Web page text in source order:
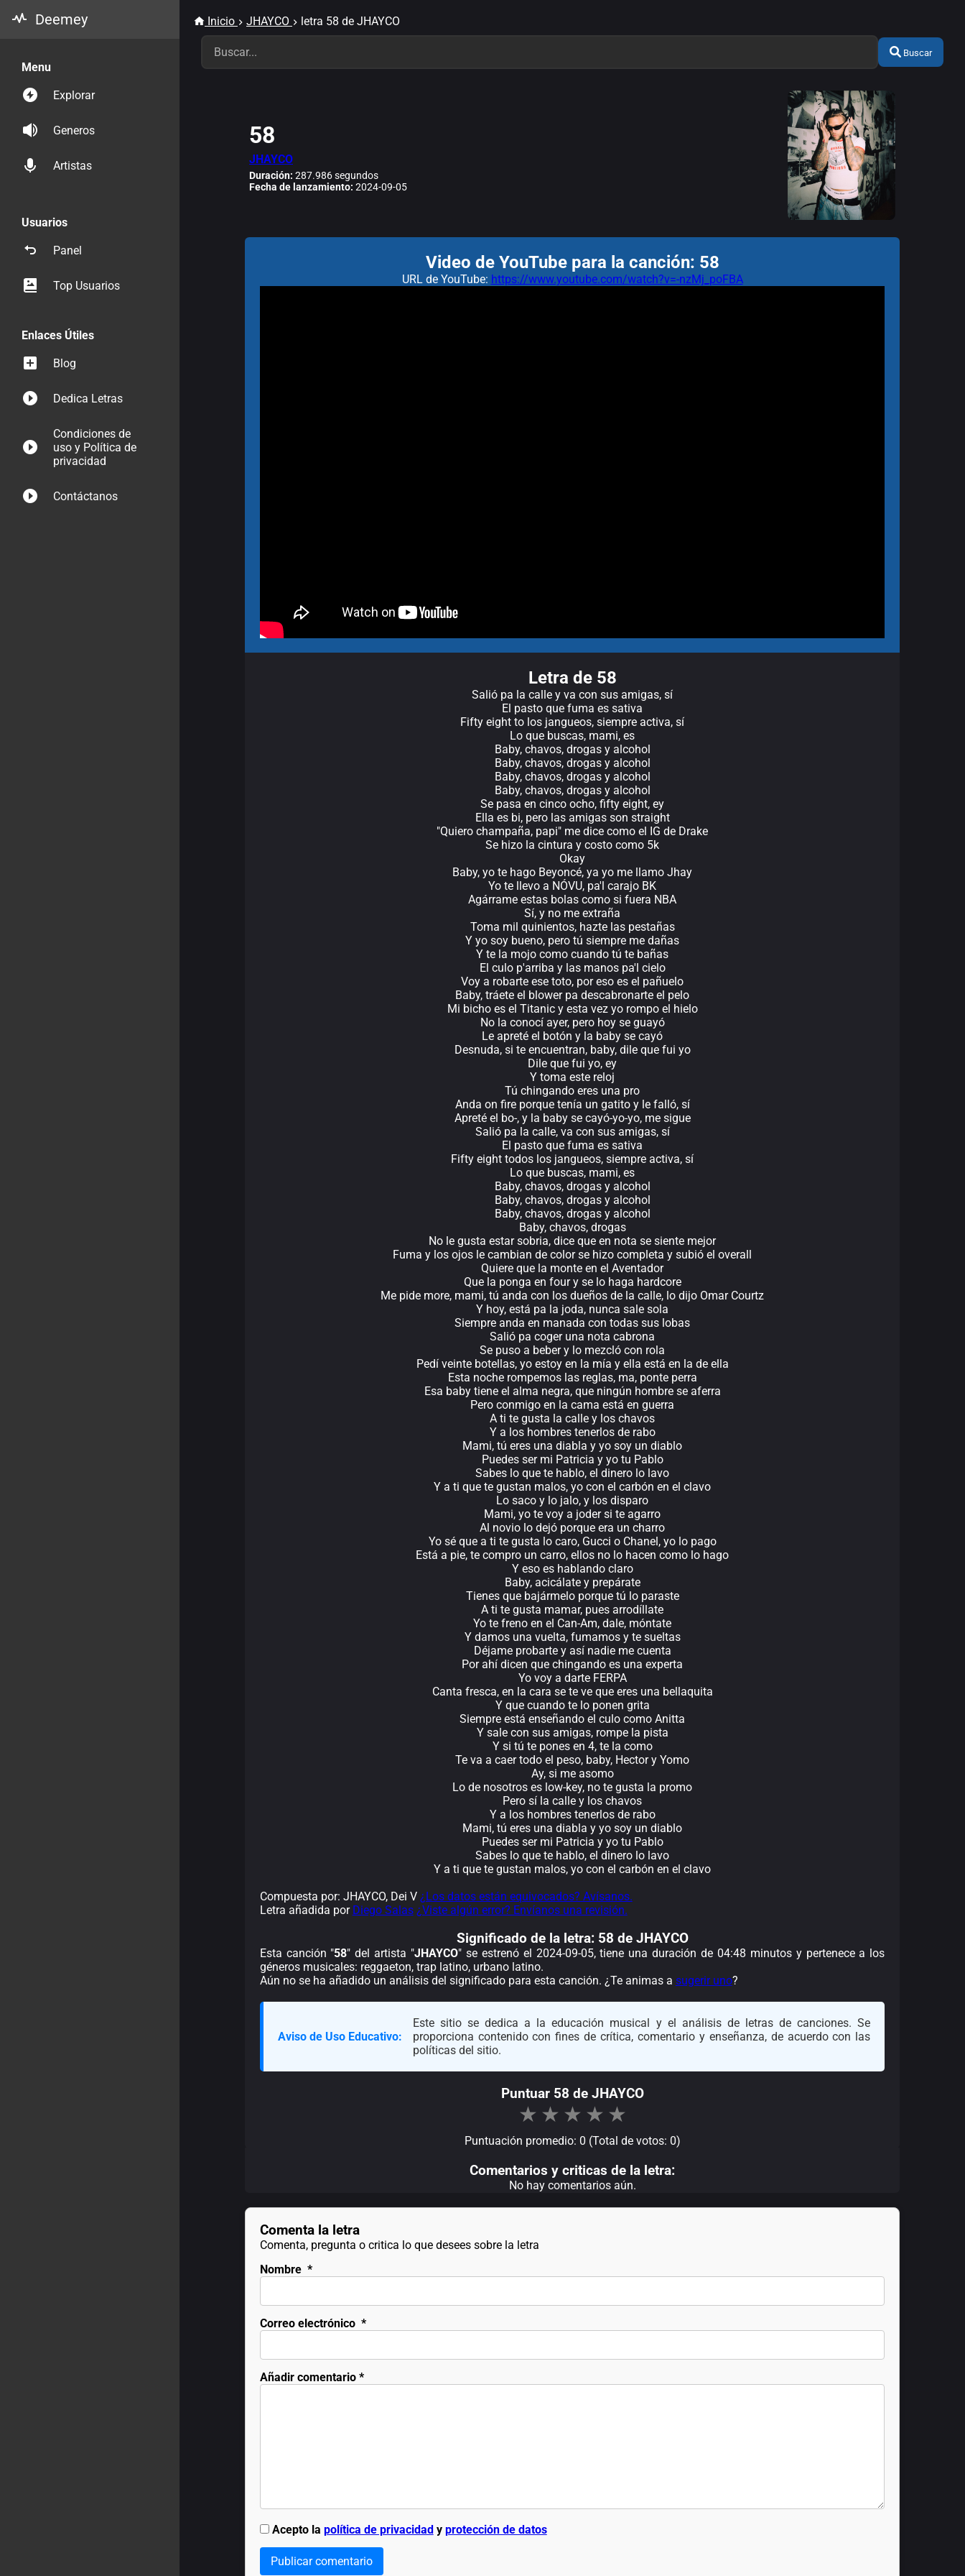
Deemey
Menu
Explorar
Generos
Artistas
Usuarios
Panel
Top Usuarios
Enlaces Útiles
Blog
Dedica Letras
Condiciones de
uso y Política de
privacidad
Contáctanos
Inicio JHAYCO letra 58 de JHAYCO
Buscar
58
JHAYCO
Duración: 287.986 segundos
Fecha de lanzamiento: 2024-09-05
Video de YouTube para la canción: 58
URL de YouTube: https://www.youtube.com/watch?v=-nzMj_poFBA
Letra de 58
Salió pa la calle y va con sus amigas, sí
El pasto que fuma es sativa
Fifty eight to los jangueos, siempre activa, sí
Lo que buscas, mami, es
Baby, chavos, drogas y alcohol
Baby, chavos, drogas y alcohol
Baby, chavos, drogas y alcohol
Baby, chavos, drogas y alcohol
Se pasa en cinco ocho, fifty eight, ey
Ella es bi, pero las amigas son straight
"Quiero champaña, papi" me dice como el IG de Drake
Se hizo la cintura y costo como 5k
Okay
Baby, yo te hago Beyoncé, ya yo me llamo Jhay
Yo te llevo a NÓVU, pa'l carajo BK
Agárrame estas bolas como si fuera NBA
Sí, y no me extraña
Toma mil quinientos, hazte las pestañas
Y yo soy bueno, pero tú siempre me dañas
Y te la mojo como cuando tú te bañas
El culo p'arriba y las manos pa'l cielo
Voy a robarte ese toto, por eso es el pañuelo
Baby, tráete el blower pa descabronarte el pelo
Mi bicho es el Titanic y esta vez yo rompo el hielo
No la conocí ayer, pero hoy se guayó
Le apreté el botón y la baby se cayó
Desnuda, si te encuentran, baby, dile que fui yo
Dile que fui yo, ey
Y toma este reloj
Tú chingando eres una pro
Anda on fire porque tenía un gatito y le falló, sí
Apreté el bo-, y la baby se cayó-yo-yo, me sigue
Salió pa la calle, va con sus amigas, sí
El pasto que fuma es sativa
Fifty eight todos los jangueos, siempre activa, sí
Lo que buscas, mami, es
Baby, chavos, drogas y alcohol
Baby, chavos, drogas y alcohol
Baby, chavos, drogas y alcohol
Baby, chavos, drogas
No le gusta estar sobria, dice que en nota se siente mejor
Fuma y los ojos le cambian de color se hizo completa y subió el overall
Quiere que la monte en el Aventador
Que la ponga en four y se lo haga hardcore
Me pide more, mami, tú anda con los dueños de la calle, lo dijo Omar Courtz
Y hoy, está pa la joda, nunca sale sola
Siempre anda en manada con todas sus lobas
Salió pa coger una nota cabrona
Se puso a beber y lo mezcló con rola
Pedí veinte botellas, yo estoy en la mía y ella está en la de ella
Esta noche rompemos las reglas, ma, ponte perra
Esa baby tiene el alma negra, que ningún hombre se aferra
Pero conmigo en la cama está en guerra
A ti te gusta la calle y los chavos
Y a los hombres tenerlos de rabo
Mami, tú eres una diabla y yo soy un diablo
Puedes ser mi Patricia y yo tu Pablo
Sabes lo que te hablo, el dinero lo lavo
Y a ti que te gustan malos, yo con el carbón en el clavo
Lo saco y lo jalo, y los disparo
Mami, yo te voy a joder si te agarro
Al novio lo dejó porque era un charro
Yo sé que a ti te gusta lo caro, Gucci o Chanel, yo lo pago
Está a pie, te compro un carro, ellos no lo hacen como lo hago
Y eso es hablando claro
Baby, acicálate y prepárate
Tienes que bajármelo porque tú lo paraste
A ti te gusta mamar, pues arrodíllate
Yo te freno en el Can-Am, dale, móntate
Y damos una vuelta, fumamos y te sueltas
Déjame probarte y así nadie me cuenta
Por ahí dicen que chingando es una experta
Yo voy a darte FERPA
Canta fresca, en la cara se te ve que eres una bellaquita
Y que cuando te lo ponen grita
Siempre está enseñando el culo como Anitta
Y sale con sus amigas, rompe la pista
Y si tú te pones en 4, te la como
Te va a caer todo el peso, baby, Hector y Yomo
Ay, si me asomo
Lo de nosotros es low-key, no te gusta la promo
Pero sí la calle y los chavos
Y a los hombres tenerlos de rabo
Mami, tú eres una diabla y yo soy un diablo
Puedes ser mi Patricia y yo tu Pablo
Sabes lo que te hablo, el dinero lo lavo
Y a ti que te gustan malos, yo con el carbón en el clavo
Compuesta por: JHAYCO, Dei V ¿Los datos están equivocados? Avísanos.
Letra añadida por Diego Salas ¿Viste algún error? Envíanos una revisión.
Significado de la letra: 58 de JHAYCO
Esta canción "58" del artista "JHAYCO" se estrenó el 2024-09-05, tiene una duración de 04:48 minutos y pertenece a los
géneros musicales: reggaeton, trap latino, urbano latino.
Aún no se ha añadido un análisis del significado para esta canción. ¿Te animas a sugerir uno?
Aviso de Uso Educativo:
Este sitio se dedica a la educación musical y el análisis de letras de canciones. Se
proporciona contenido con fines de crítica, comentario y enseñanza, de acuerdo con las
políticas del sitio.
Puntuar 58 de JHAYCO
★ ★ ★ ★ ★
Puntuación promedio: 0 (Total de votos: 0)
Comentarios y criticas de la letra:
No hay comentarios aún.
Comenta la letra
Comenta, pregunta o critica lo que desees sobre la letra
Nombre *
Correo electrónico *
Añadir comentario*
Acepto la política de privacidady protección de datos
Publicar comentario